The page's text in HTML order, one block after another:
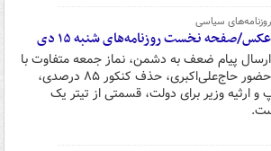
روزنامه‌های سیاسی
عکس/صفحه نخست روزنامه‌های شنبه ۱۵ دی
ارسال پیام ضعف به دشمن، نماز جمعه متفاوت با
حضور حاج‌علی‌اکبری، حذف کنکور ۸۵ درصدی،
وزیر برای دولت، قسمتی از تیتر یک